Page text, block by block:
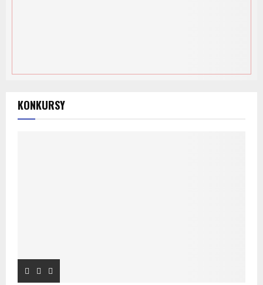
KONKURSY